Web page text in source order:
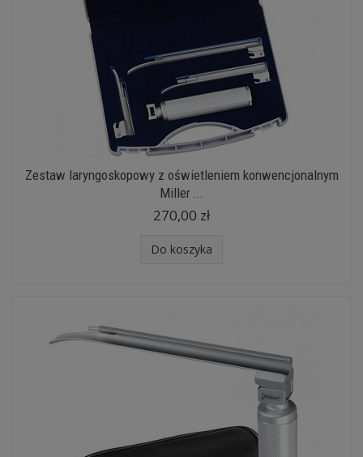
Zestaw laryngoskopowy z oświetleniem konwencjonalnym
Miller ...
270,00 zł
Do koszyka